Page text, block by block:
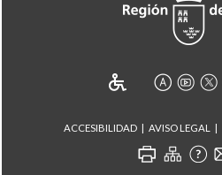
ACCESIBILIDAD AVISO LEGAL